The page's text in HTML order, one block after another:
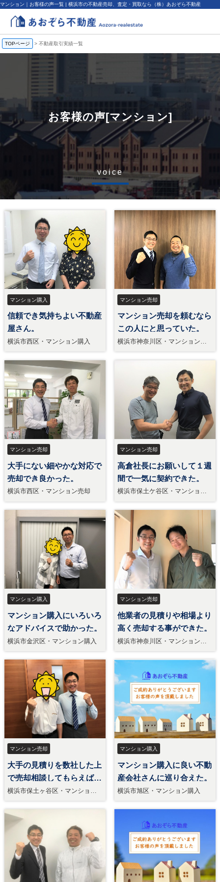
マンション｜お客様の声一覧 | 横浜市の不動産売却、査定・買取なら（株）あおぞら不動産
TOPページ > 不動産取引実績一覧
お客様の声[マンション]
voice
マンション購入
信頼でき気持ちよい不動産
屋さん。
横浜市西区・マンション購入
マンション売却
マンション売却を頼むなら
この人にと思っていた。
横浜市神奈川区・マンション売
マンション売却
大手にない細やかな対応で
売却でき良かった。
横浜市西区・マンション売却
マンション売却
高倉社長にお願いして１週
間で一気に契約できた。
横浜市保土ケ谷区・マンション
マンション購入
マンション購入にいろいろ
なアドバイスで助かった。
横浜市金沢区・マンション購入
マンション売却
他業者の見積りや相場より
高く売却する事ができた。
横浜市神奈川区・マンション売
マンション売却
大手の見積りを数社した上
で売却相談してもらえば納
得。
横浜市保土ヶ谷区・マンション
マンション購入
マンション購入に良い不動
産会社さんに巡り合えた。
横浜市旭区・マンション購入